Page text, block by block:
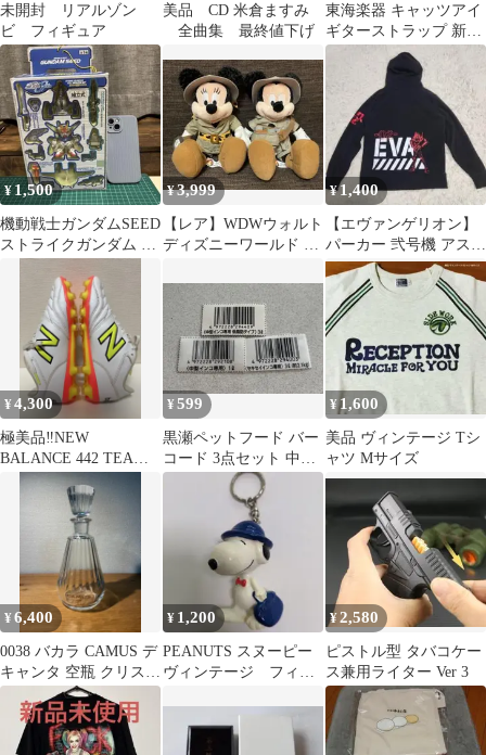
未開封 リアルゾン
ビ フィギュア
美品 CD 米倉ますみ
全曲集 最終値下げ
東海楽器 キャッツアイ
ギターストラップ 新品
即決 送料込み トーカ
¥1,500
機動戦士ガンダムSEED
ストライクガンダム フ
¥3,999
【レア】WDWウォルト
ディズニーワールド ア
キーミニー
¥1,400
【エヴァンゲリオン】
パーカー 弐号機 アスカ
M
¥4,300
極美品‼️NEW
BALANCE 442 TEAM
HG
¥599
黒瀬ペットフード バー
コード 3点セット 中型
インコ セキセイインコ
¥ 1,600
美品 ヴィンテージ Tシ
ャツ Mサイズ
¥6,400
0038 バカラ CAMUS デ
キャンタ 空瓶 クリスタ
ルグラス ブランデー
¥ 1,200
PEANUTS スヌーピー
ヴィンテージ フィギ
¥2,580
ピストル型 タバコケー
ス兼用ライター Ver 3